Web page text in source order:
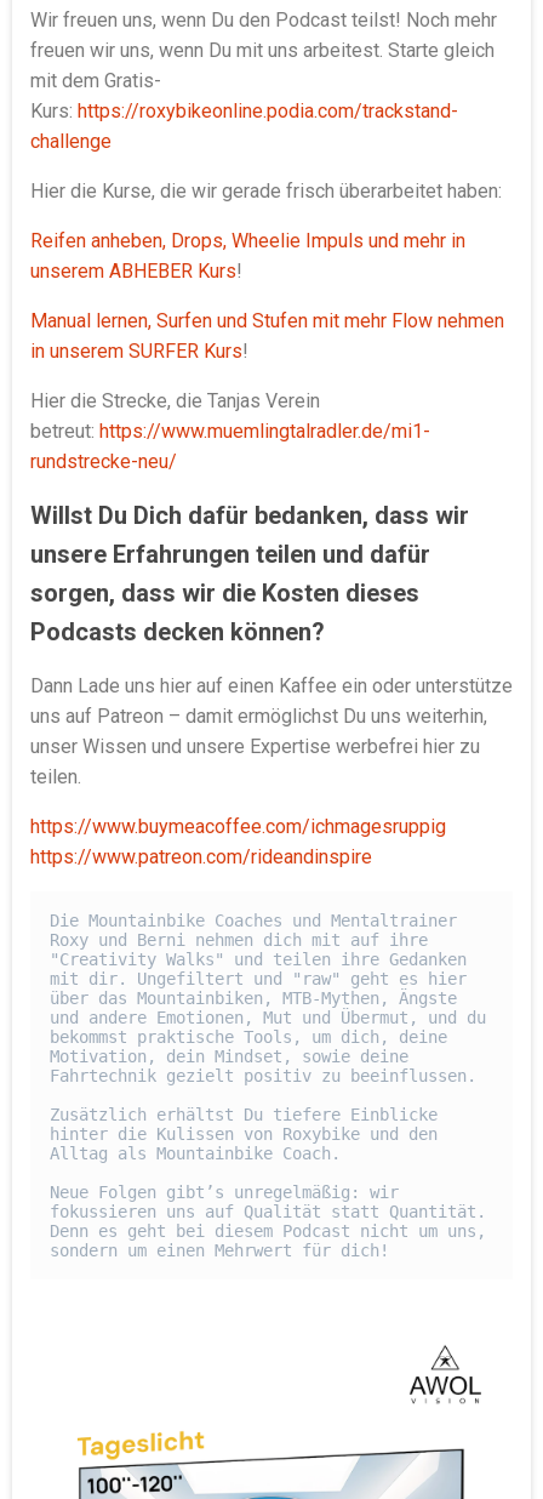
Wir freuen uns, wenn Du den Podcast teilst! Noch mehr
freuen wir uns, wenn Du mit uns arbeitest. Starte gleich
mit dem Gratis-
Kurs: https://roxybikeonline.podia.com/trackstand-
challenge
Hier die Kurse, die wir gerade frisch überarbeitet haben:
Reifen anheben, Drops, Wheelie Impuls und mehr in
unserem ABHEBER Kurs!
Manual lernen, Surfen und Stufen mit mehr Flow nehmen
in unserem SURFER Kurs!
Hier die Strecke, die Tanjas Verein
betreut: https://www.muemlingtalradler.de/mi1-
rundstrecke-neu/
Willst Du Dich dafür bedanken, dass wir
unsere Erfahrungen teilen und dafür
sorgen, dass wir die Kosten dieses
Podcasts decken können?
Dann Lade uns hier auf einen Kaffee ein oder unterstütze
uns auf Patreon – damit ermöglichst Du uns weiterhin,
unser Wissen und unsere Expertise werbefrei hier zu
teilen.
https://www.buymeacoffee.com/ichmagesruppig
https://www.patreon.com/rideandinspire
Die Mountainbike Coaches und Mentaltrainer
Roxy und Berni nehmen dich mit auf ihre
"Creativity Walks" und teilen ihre Gedanken
mit dir. Ungefiltert und "raw" geht es hier
über das Mountainbiken, MTB-Mythen, Ängste
und andere Emotionen, Mut und Übermut, und du
bekommst praktische Tools, um dich, deine
Motivation, dein Mindset, sowie deine
Fahrtechnik gezielt positiv zu beeinflussen.
Zusätzlich erhältst Du tiefere Einblicke
hinter die Kulissen von Roxybike und den
Alltag als Mountainbike Coach.
Neue Folgen gibt’s unregelmäßig: wir
fokussieren uns auf Qualität statt Quantität.
Denn es geht bei diesem Podcast nicht um uns,
sondern um einen Mehrwert für dich!